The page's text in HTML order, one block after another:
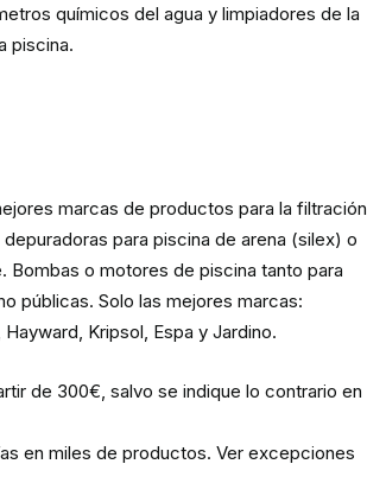
químicos del agua y limpiadores de la
piscina.
marcas de productos para la filtración
para piscina de arena (silex) o
Bombas o motores de piscina tanto para
públicas. Solo las mejores marcas:
Kripsol, Espa y Jardino.
de 300€, salvo se indique lo contrario en
en miles de productos. Ver excepciones